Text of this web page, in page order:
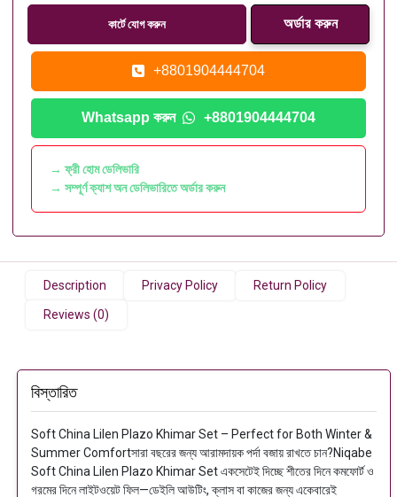
কার্টে যোগ করুন
+8801904444704
Whatsapp করুন +8801904444704
→ ফ্রী হোম ডেলিভারি
→ সম্পূর্ণ ক্যাশ অন ডেলিভারিতে অর্ডার করুন
Description Privacy Policy Return Policy
Reviews (0)
বিস্তারিত
Soft China Lilen Plazo Khimar Set – Perfect for Both Winter &
Summer Comfortসারা বছরের জন্য আরামদায়ক পর্দা বজায় রাখতে চান?Niqabe
Soft China Lilen Plazo Khimar Set একসেটেই দিচ্ছে শীতের দিনে কমফোর্ট ও
গরমের দিনে লাইটওয়েট ফিল—ডেইলি আউটিং, ক্লাস বা কাজের জন্য একেবারেই